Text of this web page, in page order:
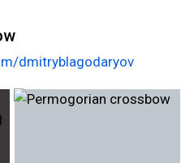
dmitryblagodaryov